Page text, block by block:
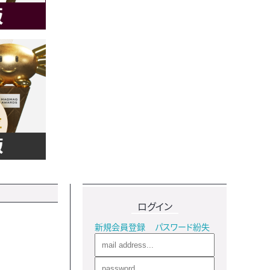
ログイン
新規会員登録 パスワード紛失